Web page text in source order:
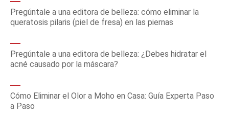
Pregúntale a una editora de belleza: cómo eliminar la
queratosis pilaris (piel de fresa) en las piernas
Pregúntale a una editora de belleza: ¿Debes hidratar el
acné causado por la máscara?
Cómo Eliminar el Olor a Moho en Casa: Guía Experta Paso
a Paso